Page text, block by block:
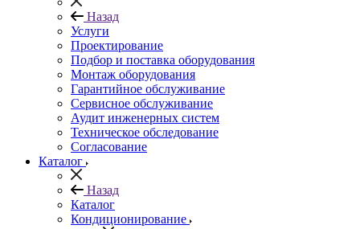
Назад
Услуги
Проектирование
Подбор и поставка оборудования
Монтаж оборудования
Гарантийное обслуживание
Сервисное обслуживание
Аудит инженерных систем
Техническое обследование
Согласование
Каталог
Назад
Каталог
Кондиционирование